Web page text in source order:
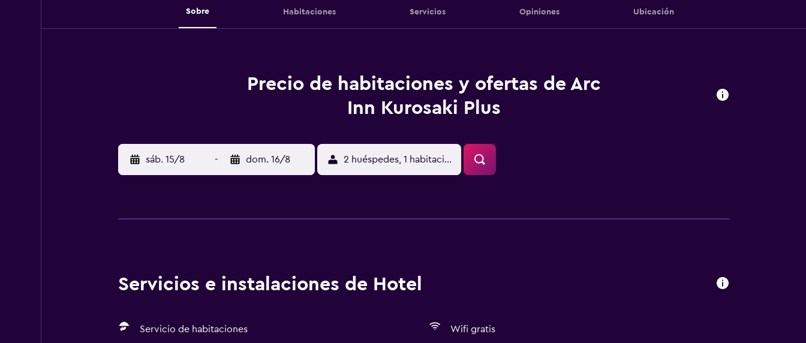
Sobre Habitaciones Servicios Opiniones Ubicación
Precio de habitaciones y ofertas de Arc
Inn Kurosaki Plus
sáb. 15/8 - dom. 16/8 2 huéspedes, 1 habitación
Servicios e instalaciones de Hotel
Servicio de habitaciones Wifi gratis